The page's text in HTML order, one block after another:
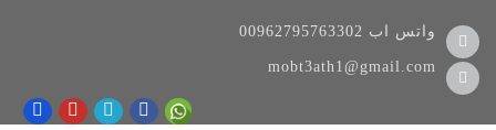
00962795763302 واتس اب
mobt3ath1@gmail.com